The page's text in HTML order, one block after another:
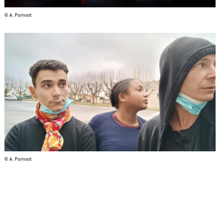
© A. Poinsot
© A. Poinsot